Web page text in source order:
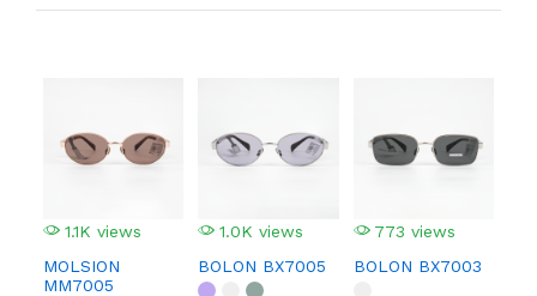
1.1K views
MOLSION
MM7005
1.0K views
BOLON BX7005
773 views
BOLON BX7003